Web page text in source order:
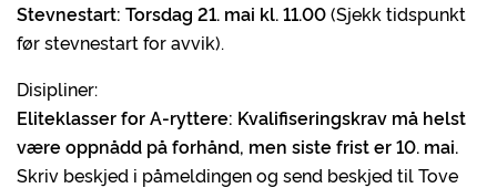
Stevnestart: Torsdag 21. mai kl. 11.00(Sjekk tidspunkt
før stevnestart for avvik).
Disipliner:
Eliteklasser for A-ryttere: Kvalifiseringskrav må helst
være oppnådd på forhånd, men siste frist er 10. mai.
Skriv beskjed i påmeldingen og send beskjed til Tove